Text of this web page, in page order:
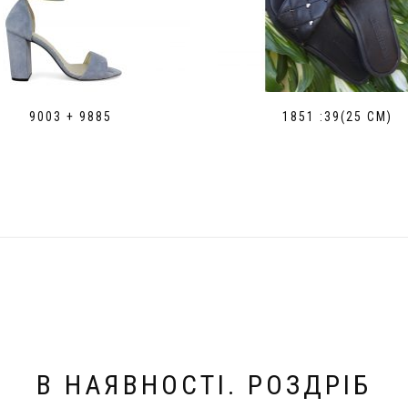
9003 + 9885 1851 :39(25 СМ)
В НАЯВНОСТІ. РОЗДРІБ